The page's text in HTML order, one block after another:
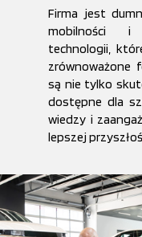
Firma jest
mobilności i
technologii,
zrównoważone
są nie tylko
dostępne dla
wiedzy i
lepszej